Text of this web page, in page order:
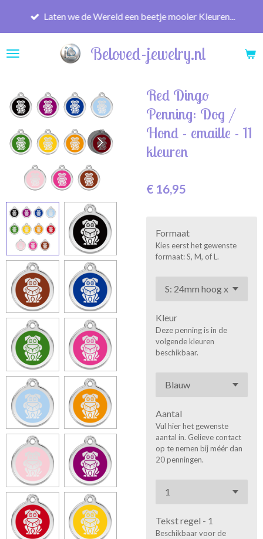
de
Beloved-jewelry.nl
Laten we de Wereld een beetje mooier Kleuren...
Red Dingo
Penning: Dog /
Hond - emaille - 11
kleuren
€ 16,95
Formaat
Kies eerst het gewenste
formaat: S, M, of L.
Kleur
Deze penning is in de
volgende kleuren
beschikbaar.
Aantal
Vul hier het gewenste
aantal in. Gelieve contact
op te nemen bij méér dan
20 penningen.
Tekst regel - 1
Beschikbaar voor de